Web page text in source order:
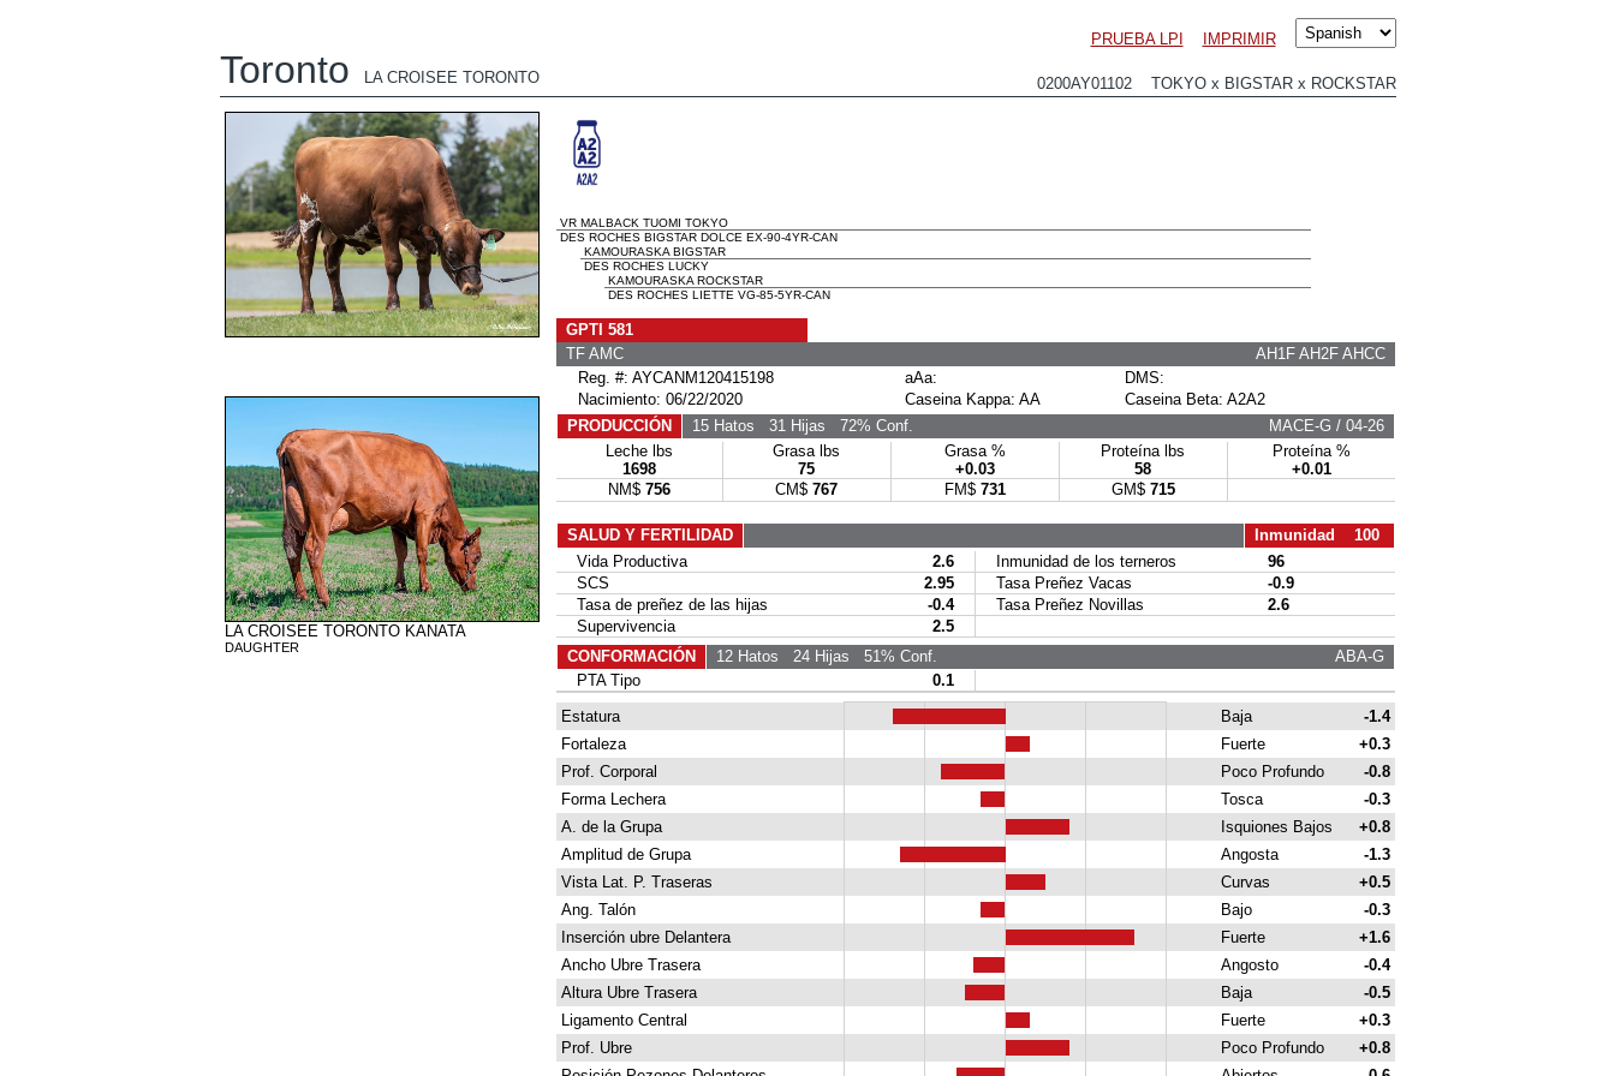
PRUEBA LPI IMPRIMIR
Toronto LA CROISEE TORONTO 0200AY01102 TOKYO x BIGSTAR x ROCKSTAR
LA CROISEE TORONTO KANATA
DAUGHTER
VR MALBACK TUOMI TOKYO
DES ROCHES BIGSTAR DOLCE EX-90-4YR-CAN
KAMOURASKA BIGSTAR
DES ROCHES LUCKY
KAMOURASKA ROCKSTAR
DES ROCHES LIETTE VG-85-5YR-CAN
GPTI 581
TF AMC
AH1F AH2F AHCC
Reg. #: AYCANM120415198
aAa:
DMS:
Nacimiento: 06/22/2020
Caseina Kappa: AA
Caseina Beta: A2A2
PRODUCCIÓN
15 Hatos 31 Hijas 72% Conf.
MACE-G / 04-26
Leche lbs
1698
Grasa lbs
75
Grasa %
+0.03
Proteína lbs
58
Proteína %
+0.01
NM$ 756 CM$ 767 FM$ 731 GM$ 715
SALUD Y FERTILIDAD
Inmunidad 100
Vida Productiva
2.6 Inmunidad de los terneros
96
SCS
2.95 Tasa Preñez Vacas
-0.9
Tasa de preñez de las hijas
-0.4 Tasa Preñez Novillas
2.6
Supervivencia
2.5
CONFORMACIÓN
12 Hatos 24 Hijas 51% Conf.
ABA-G
PTA Tipo
0.1
Estatura
Baja
-1.4
Fortaleza
Fuerte
+0.3
Prof. Corporal
Poco Profundo
-0.8
Forma Lechera
Tosca
-0.3
A. de la Grupa
Isquiones Bajos
+0.8
Amplitud de Grupa
Angosta
-1.3
Vista Lat. P. Traseras
Curvas
+0.5
Ang. Talón
Bajo
-0.3
Inserción ubre Delantera
Fuerte
+1.6
Ancho Ubre Trasera
Angosto
-0.4
Altura Ubre Trasera
Baja
-0.5
Ligamento Central
Fuerte
+0.3
Prof. Ubre
Poco Profundo
+0.8